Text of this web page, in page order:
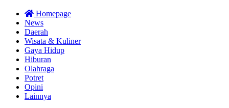
Homepage
News
Daerah
Wisata & Kuliner
Gaya Hidup
Hiburan
Olahraga
Potret
Opini
Lainnya